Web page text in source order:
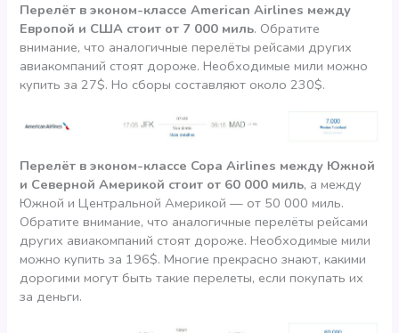
Перелёт в эконом-классе American Airlines между
Европой и США стоит от 7 000 миль. Обратите
внимание, что аналогичные перелёты рейсами других
авиакомпаний стоят дороже. Необходимые мили можно
купить за 27$. Но сборы составляют около 230$.
Перелёт в эконом-классе Copa Airlines между Южной
и Северной Америкой стоит от 60 000 миль, а между
Южной и Центральной Америкой — от 50 000 миль.
Обратите внимание, что аналогичные перелёты рейсами
других авиакомпаний стоят дороже. Необходимые мили
можно купить за 196$. Многие прекрасно знают, какими
дорогими могут быть такие перелеты, если покупать их
за деньги.